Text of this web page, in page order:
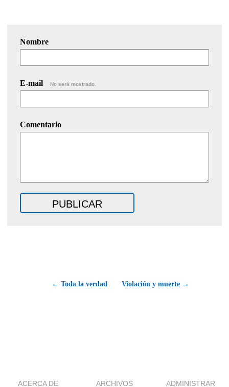
Nombre
E-mail No será mostrado.
Comentario
← Toda la verdad Violación y muerte →
ACERCA DE ARCHIVOS ADMINISTRAR